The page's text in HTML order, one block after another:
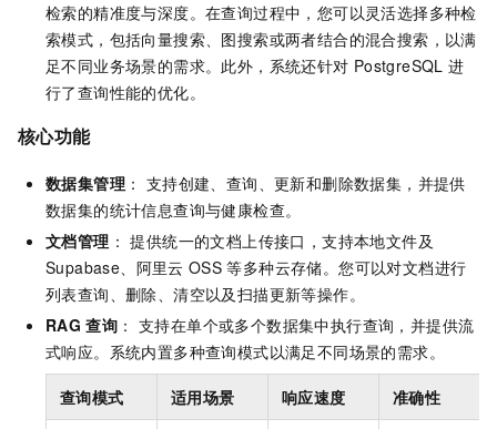
检索的精准度与深度。在查询过程中，您可以灵活选择多种检
索模式，包括向量搜索、图搜索或两者结合的混合搜索，以满
足不同业务场景的需求。此外，系统还针对 PostgreSQL 进
行了查询性能的优化。
核心功能
数据集管理 ： 支持创建、查询、更新和删除数据集，并提供
数据集的统计信息查询与健康检查。
文档管理 ： 提供统一的文档上传接口，支持本地文件及
Supabase、阿里云 OSS 等多种云存储。您可以对文档进行
列表查询、删除、清空以及扫描更新等操作。
RAG 查询 ： 支持在单个或多个数据集中执行查询，并提供流
式响应。系统内置多种查询模式以满足不同场景的需求。
查询模式 适用场景 响应速度 准确性